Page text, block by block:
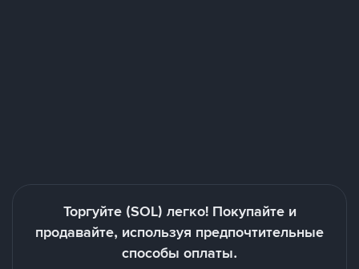
Торгуйте (SOL) легко! Покупайте и
продавайте, используя предпочтительные
способы оплаты.